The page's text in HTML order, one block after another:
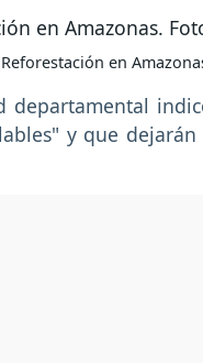
Reforestación en
departamental
y que